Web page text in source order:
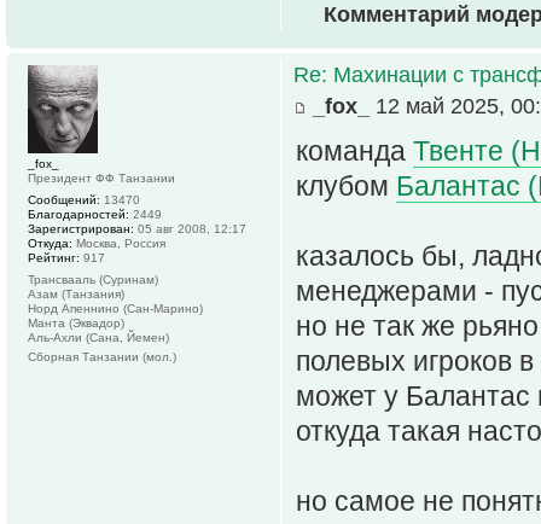
Комментарий
Re: Махинации с
_fox_
12 май 2025,
команда Твенте
клубом Балантас
казалось бы,
менеджерами -
но не так же
полевых игроков
может у Балантас
откуда такая
но самое не
_fox_
Президент ФФ Танзании
Сообщений: 13470
Благодарностей: 2449
Зарегистрирован: 05 авг 2008, 12:17
Откуда: Москва, Россия
Рейтинг: 917
Трансвааль (Суринам)
Азам (Танзания)
Норд Апеннино (Сан-Марино)
Манта (Эквадор)
Аль-Ахли (Сана, Йемен)
Сборная Танзании (мол.)